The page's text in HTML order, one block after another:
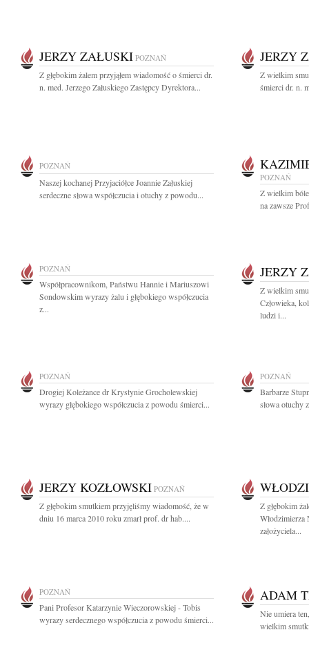
JERZY ZAŁUSKI POZNAŃ
Z głębokim żalem przyjąłem wiadomość o śmierci dr.
n. med. Jerzego Załuskiego Zastępcy Dyrektora...
JERZY
Z wielkim
śmierci dr. n.
POZNAŃ
Naszej kochanej Przyjaciółce Joannie Załuskiej
serdeczne słowa współczucia i otuchy z powodu...
POZNAŃ
Z wielkim
na zawsze
POZNAŃ
Współpracownikom, Państwu Hannie i Mariuszowi
Sondowskim wyrazy żalu i głębokiego współczucia
z...
JERZY
Z wielkim
Człowieka,
ludzi i...
POZNAŃ
Drogiej Koleżance dr Krystynie Grocholewskiej
wyrazy głębokiego współczucia z powodu śmierci...
POZNAŃ
Barbarze
słowa otuchy
JERZY KOZŁOWSKI POZNAŃ
Z głębokim smutkiem przyjęliśmy wiadomość, że w
dniu 16 marca 2010 roku zmarł prof. dr hab....
Z głębokim
Włodzimierza
założyciela...
POZNAŃ
Pani Profesor Katarzynie Wieczorowskiej - Tobis
wyrazy serdecznego współczucia z powodu śmierci...
ADAM
Nie umiera
wielkim